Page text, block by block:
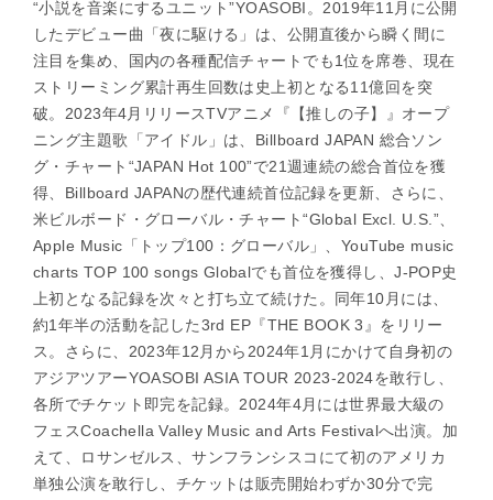
“小説を音楽にするユニット”YOASOBI。2019年11月に公開
したデビュー曲「夜に駆ける」は、公開直後から瞬く間に
注目を集め、国内の各種配信チャートでも1位を席巻、現在
ストリーミング累計再生回数は史上初となる11億回を突
破。2023年4月リリースTVアニメ『【推しの子】』オープ
ニング主題歌「アイドル」は、Billboard JAPAN 総合ソン
グ・チャート“JAPAN Hot 100”で21週連続の総合首位を獲
得、Billboard JAPANの歴代連続首位記録を更新、さらに、
米ビルボード・グローバル・チャート“Global Excl. U.S.”、
Apple Music「トップ100：グローバル」、YouTube music
charts TOP 100 songs Globalでも首位を獲得し、J-POP史
上初となる記録を次々と打ち立て続けた。同年10月には、
約1年半の活動を記した3rd EP『THE BOOK 3』をリリー
ス。さらに、2023年12月から2024年1月にかけて自身初の
アジアツアーYOASOBI ASIA TOUR 2023-2024を敢行し、
各所でチケット即完を記録。2024年4月には世界最大級の
フェスCoachella Valley Music and Arts Festivalへ出演。加
えて、ロサンゼルス、サンフランシスコにて初のアメリカ
単独公演を敢行し、チケットは販売開始わずか30分で完